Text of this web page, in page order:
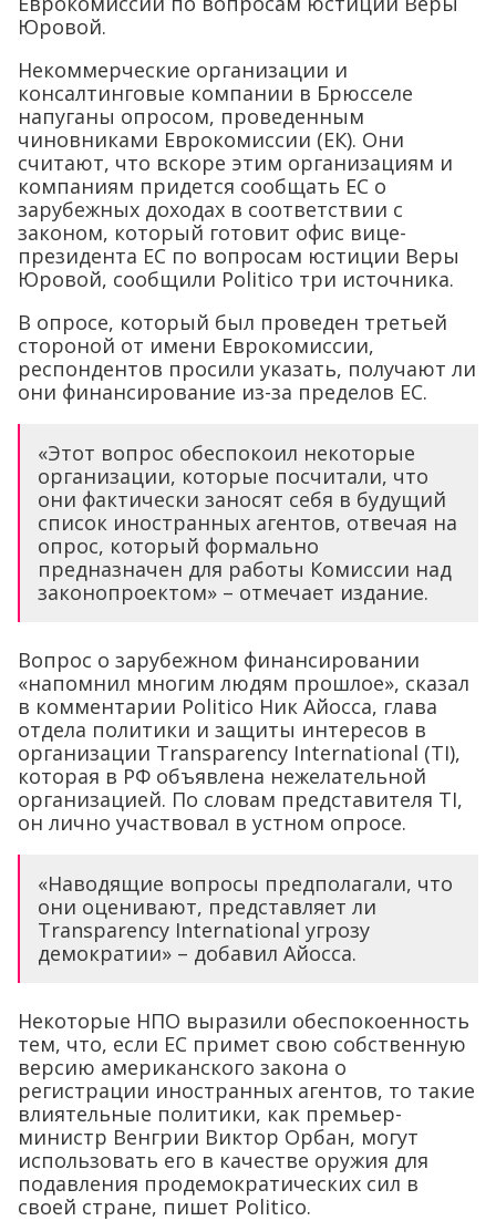
Юровой.
Некоммерческие организации и
консалтинговые компании в Брюсселе
напуганы опросом, проведенным
чиновниками Еврокомиссии (ЕК). Они
считают, что вскоре этим организациям и
компаниям придется сообщать ЕС о
зарубежных доходах в соответствии с
законом, который готовит офис вице-
президента ЕС по вопросам юстиции Веры
Юровой, сообщили Politico три источника.
В опросе, который был проведен третьей
стороной от имени Еврокомиссии,
респондентов просили указать, получают ли
они финансирование из-за пределов ЕС.
«Этот вопрос обеспокоил некоторые
организации, которые посчитали, что
они фактически заносят себя в будущий
список иностранных агентов, отвечая на
опрос, который формально
предназначен для работы Комиссии над
законопроектом» – отмечает издание.
Вопрос о зарубежном финансировании
«напомнил многим людям прошлое», сказал
в комментарии Politico Ник Айосса, глава
отдела политики и защиты интересов в
организации Transparency International (TI),
которая в РФ объявлена нежелательной
организацией. По словам представителя TI,
он лично участвовал в устном опросе.
«Наводящие вопросы предполагали, что
они оценивают, представляет ли
Transparency International угрозу
демократии» – добавил Айосса.
Некоторые НПО выразили обеспокоенность
тем, что, если ЕС примет свою собственную
версию американского закона о
регистрации иностранных агентов, то такие
влиятельные политики, как премьер-
министр Венгрии Виктор Орбан, могут
использовать его в качестве оружия для
подавления продемократических сил в
своей стране, пишет Politico.